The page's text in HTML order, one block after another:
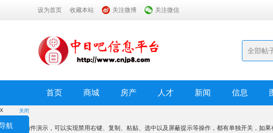
设为首页 收藏本站 关注微博 关注微信
全部帖
首页 商城 房产 人才 新闻 信息
关闭
航
x
本功能为插件演示，可以实现禁用右键、复制、粘贴、选中以及屏蔽提示等操作，都有单独开关，如